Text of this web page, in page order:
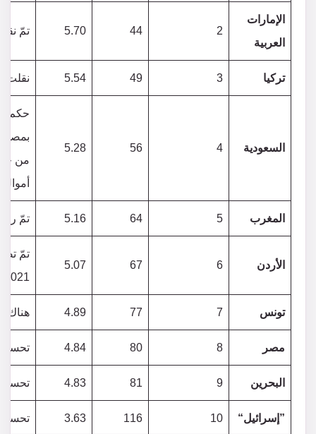
الإمارات
العربية
2
44
5.70 تمّ
تركيا 3
49
5.54 نقلت
السعودية 4
56
5.28
من
المغرب 5
64
5.16 تمّ
الأردن 6
67
5.07
تمّ
2021
تونس 7
77
4.89 هناك
مصر 8
80
4.84 تحسن
البحرين 9
81
4.83 تحسن
”إسرائيل“ 10
116
3.63 تحسن